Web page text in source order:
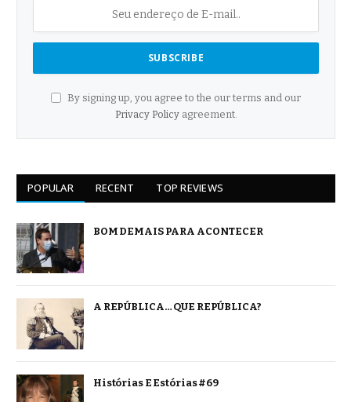
By signing up, you agree to the our terms and our
Privacy Policyagreement.
POPULAR RECENT TOP REVIEWS
BOM DEMAIS PARA ACONTECER
A REPÚBLICA… QUE REPÚBLICA?
Histórias E Estórias #69